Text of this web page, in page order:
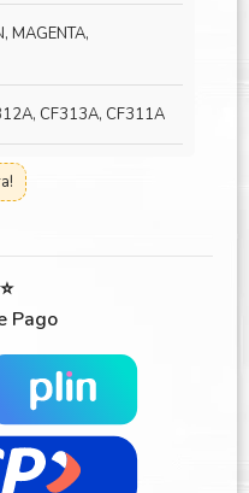
MAGENTA,
CF313A, CF311A
Pago